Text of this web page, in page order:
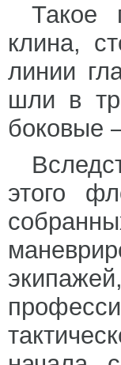
Такое
клина,
линии
шли в
боковые
этого